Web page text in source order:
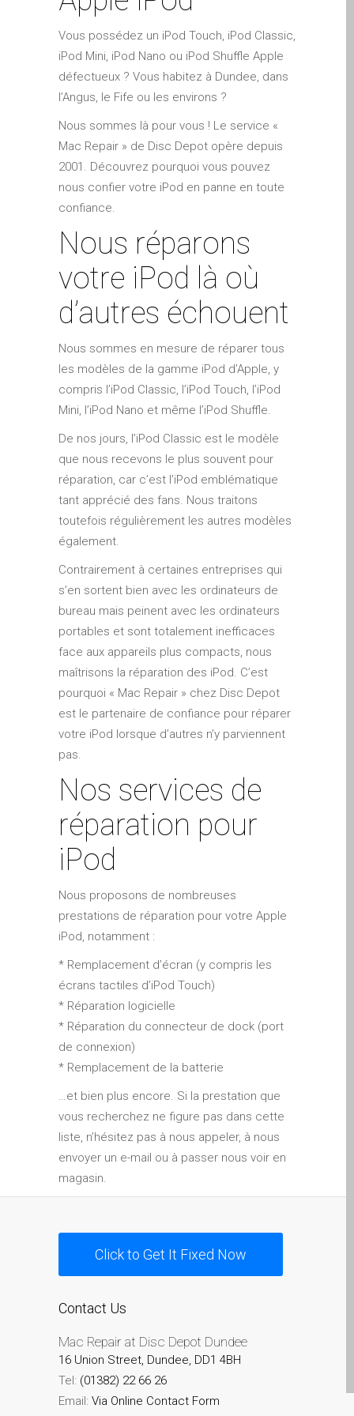
Apple iPod Repair Dundee
Apple Mac macOS & OS X
Repairs
Apple Mac Mini Repairs
and Upgrades in Dundee
Apple Mac Pro Repair
Dundee – Mac Pro Server
– Upgrades
Apple Mac, iPhone, iPad &
Angus, Tayside and North
Fife
Apple MacBook Chargers
Dundee – Power Supplies
Battery Replacement for
iPhone and iPad in Dundee
Contact Us
Customer Testimonial
de (Deutsch)
Apple iPad Tablet-
Reparatur
Apple iPod-Reparatur in
Dundee
Dundee – Mac Pro Server
– Upgrades
Apple MacBook-
Ladegeräte in Dundee –
Netzteile
Austausch der Batterie für
Ihr iPhone und iPad
Diehard Apple-Fans für
immer!
Mac-Computer in Dundee
Kundenaussagen
Dundee
Reparaturen für das Apple
MacBook Serie
MacBook, Pro, Air und Neo
Rissen in Dundee – Pro,
Air und Neo
Schnell-Reparatur-Service
Werbeplakat – Apple-Mac-
Reparaturen hier in
Dundee
para siempre!
Apple iPad Tablet
Vous possédez un iPod Touch, iPod Classic,
iPod Mini, iPod Nano ou iPod Shuffle Apple
défectueux ? Vous habitez à Dundee, dans
l’Angus, le Fife ou les environs ?
Nous sommes là pour vous ! Le service «
Mac Repair » de Disc Depot opère depuis
2001. Découvrez pourquoi vous pouvez
nous confier votre iPod en panne en toute
confiance.
Nous réparons
votre iPod là où
d’autres échouent
Nous sommes en mesure de réparer tous
les modèles de la gamme iPod d’Apple, y
compris l’iPod Classic, l’iPod Touch, l’iPod
Mini, l’iPod Nano et même l’iPod Shuffle.
De nos jours, l’iPod Classic est le modèle
que nous recevons le plus souvent pour
réparation, car c’est l’iPod emblématique
tant apprécié des fans. Nous traitons
toutefois régulièrement les autres modèles
également.
Contrairement à certaines entreprises qui
s’en sortent bien avec les ordinateurs de
bureau mais peinent avec les ordinateurs
portables et sont totalement inefficaces
face aux appareils plus compacts, nous
maîtrisons la réparation des iPod. C’est
pourquoi « Mac Repair » chez Disc Depot
est le partenaire de confiance pour réparer
votre iPod lorsque d’autres n’y parviennent
pas.
Nos services de
réparation pour
iPod
Nous proposons de nombreuses
prestations de réparation pour votre Apple
iPod, notamment :
* Remplacement d’écran (y compris les
écrans tactiles d’iPod Touch)
* Réparation logicielle
* Réparation du connecteur de dock (port
de connexion)
* Remplacement de la batterie
…et bien plus encore. Si la prestation que
vous recherchez ne figure pas dans cette
liste, n’hésitez pas à nous appeler, à nous
envoyer un e-mail ou à passer nous voir en
magasin.
Click to Get It Fixed Now
Contact Us
Mac Repair at Disc Depot Dundee
16 Union Street, Dundee, DD1 4BH
Tel: (01382) 22 66 26
Email: Via Online Contact Form